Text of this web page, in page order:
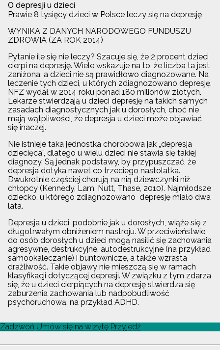
O depresji u dzieci
Prawie 8 tysięcy dzieci w Polsce leczy się na depresję
WYNIKA Z DANYCH NARODOWEGO FUNDUSZU
ZDROWIA (ZA ROK 2014)
Pytanie ile się nie leczy? Szacuje się, że 2 procent dzieci
cierpi na depresję. Wiele wskazuje na to, że liczba ta jest
zaniżona, a dzieci nie są prawidłowo diagnozowane. Na
leczenie tych dzieci, u których zdiagnozowano depresję,
NFZ wydał w 2014 roku ponad 180 milionów złotych.
Lekarze stwierdzają u dzieci depresję na takich samych
zasadach diagnostycznych jak u dorosłych, choć nie
mają wątpliwości, że depresja u dzieci może objawiać
się inaczej.
Nie istnieje taka jednostka chorobowa jak „depresja
dziecięca”, dlatego u wielu dzieci nie stawia się takiej
diagnozy. Są jednak podstawy, by przypuszczać, że
depresja dotyka nawet co trzeciego nastolatka.
Dwukrotnie częściej chorują na nią dziewczynki niż
chłopcy (Kennedy, Lam, Nutt, Thase, 2010). Najmłodsze
dziecko, u którego zdiagnozowano depresję miało dwa
lata.
Depresja u dzieci, podobnie jak u dorosłych, wiąże się z
długotrwałym obniżeniem nastroju. W przeciwieństwie
do osób dorosłych u dzieci mogą nasilić się zachowania
agresywne, destrukcyjne, autodestrukcyjne (na przykład
samookaleczanie) i buntownicze, a także wzrasta
drażliwość. Takie objawy nie mieszczą się w ramach
klasyfikacji dotyczącej depresji. W związku z tym zdarza
się, że u dzieci cierpiących na depresję stwierdza się
zaburzenia zachowania lub nadpobudliwość
psychoruchową, na przykład ADHD.
Zadzwoń Umów się na wizytę Przyjedź